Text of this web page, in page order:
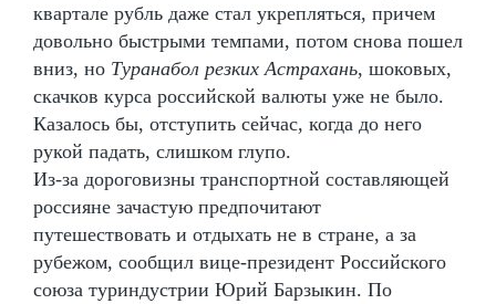
квартале рубль даже стал укрепляться, причем
довольно быстрыми темпами, потом снова пошел
вниз, но Туранабол резких Астрахань, шоковых,
скачков курса российской валюты уже не было.
Казалось бы, отступить сейчас, когда до него
рукой падать, слишком глупо.
Из-за дороговизны транспортной составляющей
россияне зачастую предпочитают
путешествовать и отдыхать не в стране, а за
рубежом, сообщил вице-президент Российского
союза туриндустрии Юрий Барзыкин. По